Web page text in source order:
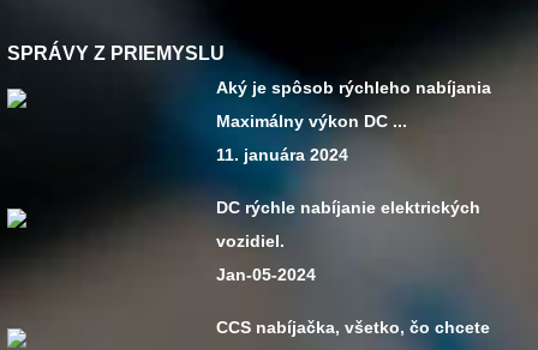
SPRÁVY Z PRIEMYSLU
Aký je spôsob rýchleho nabíjania
Maximálny výkon DC ...
11. januára 2024
DC rýchle nabíjanie elektrických
vozidiel.
Jan-05-2024
CCS nabíjačka, všetko, čo chcete